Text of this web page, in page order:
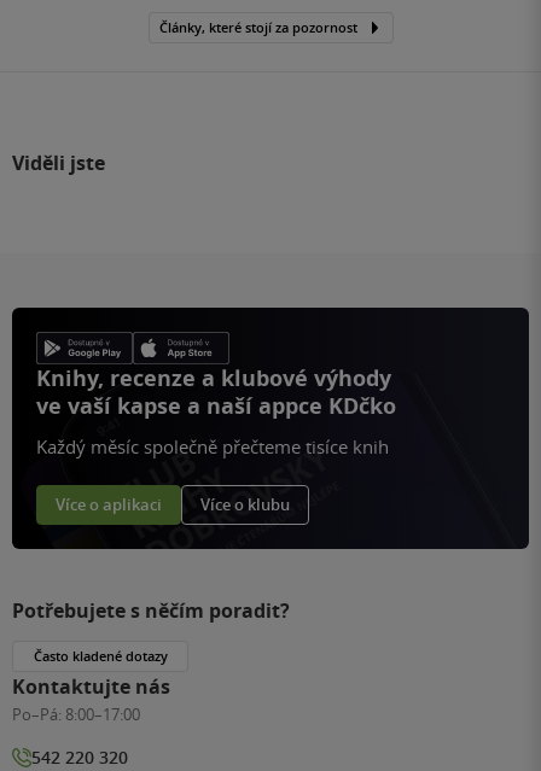
Články, které stojí za pozornost
Viděli jste
Knihy, recenze a klubové výhody
ve vaší kapse a naší appce KDčko
Každý měsíc společně přečteme tisíce knih
Více o aplikaci Více o klubu
Potřebujete s něčím poradit?
Často kladené dotazy
Kontaktujte nás
Po–Pá: 8:00–17:00
542 220 320